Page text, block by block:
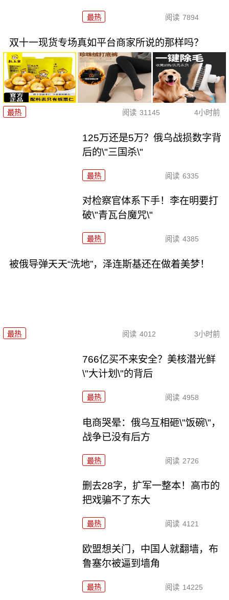
最热 阅读 7894
双十一现货专场真如平台商家所说的那样吗？
最热 阅读 31145 4小时前
125万还是5万？俄乌战损数字背
后的\"三国杀\"
最热 阅读 6335
对检察官体系下手！李在明要打
破\"青瓦台魔咒\"
最热 阅读 4385
被俄导弹天天“洗地”，泽连斯基还在做着美梦！
最热 阅读 4012 3小时前
766亿买不来安全？美核潜光鲜
\"大计划\"的背后
最热 阅读 4958
电商哭晕：俄乌互相砸\"饭碗\"，
战争已没有后方
最热 阅读 2726
删去28字，扩军一整本！高市的
把戏骗不了东大
最热 阅读 4121
欧盟想关门，中国人就翻墙，布
鲁塞尔被逼到墙角
最热 阅读 14225